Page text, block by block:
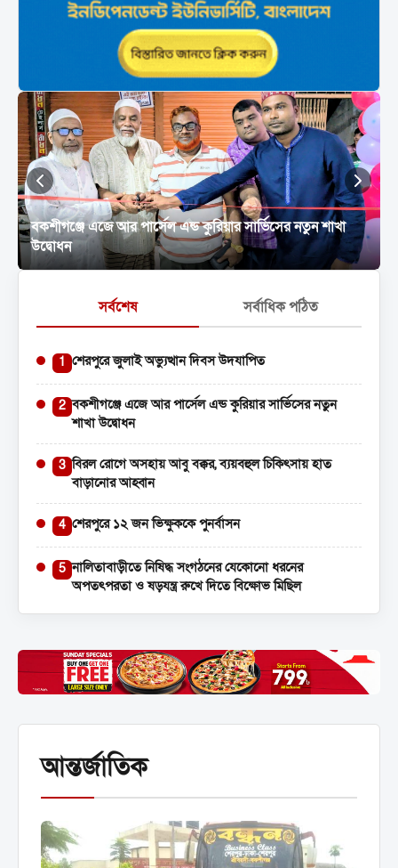
বকশীগঞ্জে এজে আর পার্সেল এন্ড কুরিয়ার সার্ভিসের নতুন শাখা
উদ্বোধন
সর্বশেষ সর্বাধিক পঠিত
1 শেরপুরে জুলাই অভ্যুত্থান দিবস উদযাপিত
2 বকশীগঞ্জে এজে আর পার্সেল এন্ড কুরিয়ার সার্ভিসের নতুন
শাখা উদ্বোধন
3 বিরল রোগে অসহায় আবু বক্কর, ব্যয়বহুল চিকিৎসায় হাত
বাড়ানোর আহ্বান
4 শেরপুরে ১২ জন ভিক্ষুককে পুনর্বাসন
5 নালিতাবাড়ীতে নিষিদ্ধ সংগঠনের যেকোনো ধরনের
অপতৎপরতা ও ষড়যন্ত্র রুখে দিতে বিক্ষোভ মিছিল
আন্তর্জাতিক